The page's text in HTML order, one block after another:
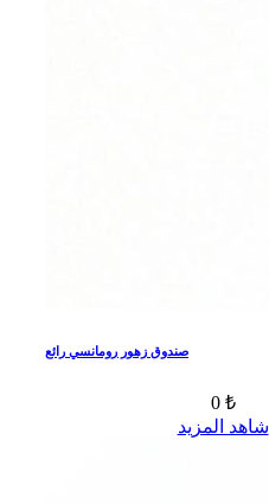
صندوق زهور رومانسي رائع
0 ₺
شاهد المزيد